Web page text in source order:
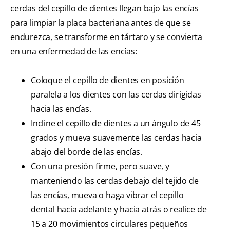
cerdas del cepillo de dientes llegan bajo las encías
para limpiar la placa bacteriana antes de que se
endurezca, se transforme en tártaro y se convierta
en una enfermedad de las encías:
Coloque el cepillo de dientes en posición
paralela a los dientes con las cerdas dirigidas
hacia las encías.
Incline el cepillo de dientes a un ángulo de 45
grados y mueva suavemente las cerdas hacia
abajo del borde de las encías.
Con una presión firme, pero suave, y
manteniendo las cerdas debajo del tejido de
las encías, mueva o haga vibrar el cepillo
dental hacia adelante y hacia atrás o realice de
15 a 20 movimientos circulares pequeños